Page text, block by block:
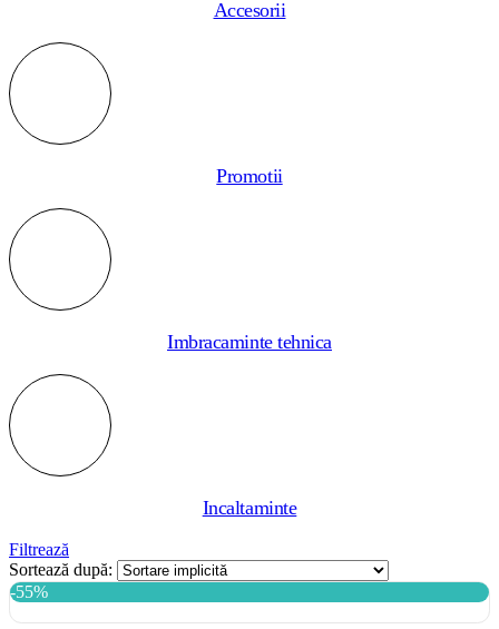
Accesorii
Promotii
Imbracaminte tehnica
Incaltaminte
Filtrează
Sortează după:
-55%